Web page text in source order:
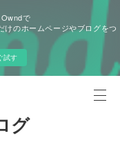
で
けのホームページやブログをつ
試す
グ